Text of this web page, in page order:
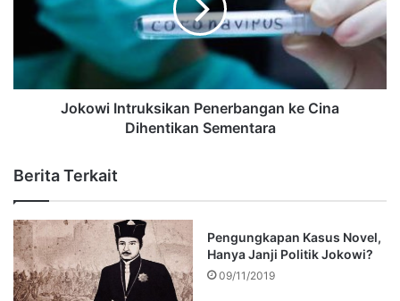
Jokowi Intruksikan Penerbangan ke Cina
Dihentikan Sementara
Berita Terkait
Pengungkapan Kasus Novel,
Hanya Janji Politik Jokowi?
09/11/2019